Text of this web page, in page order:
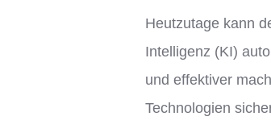
Heutzutage kann
Intelligenz (KI)
und effektiver
Technologien